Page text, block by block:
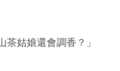
姑娘還會調香？」